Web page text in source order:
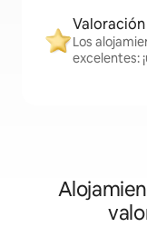
Los
excelentes: